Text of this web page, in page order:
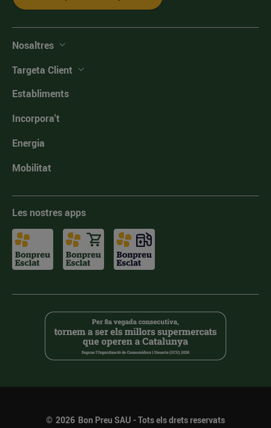
Nosaltres
Targeta Client
Establiments
Incorpora't
Energia
Mobilitat
Les nostres apps
© 2026 Bon Preu SAU - Tots els drets reservats